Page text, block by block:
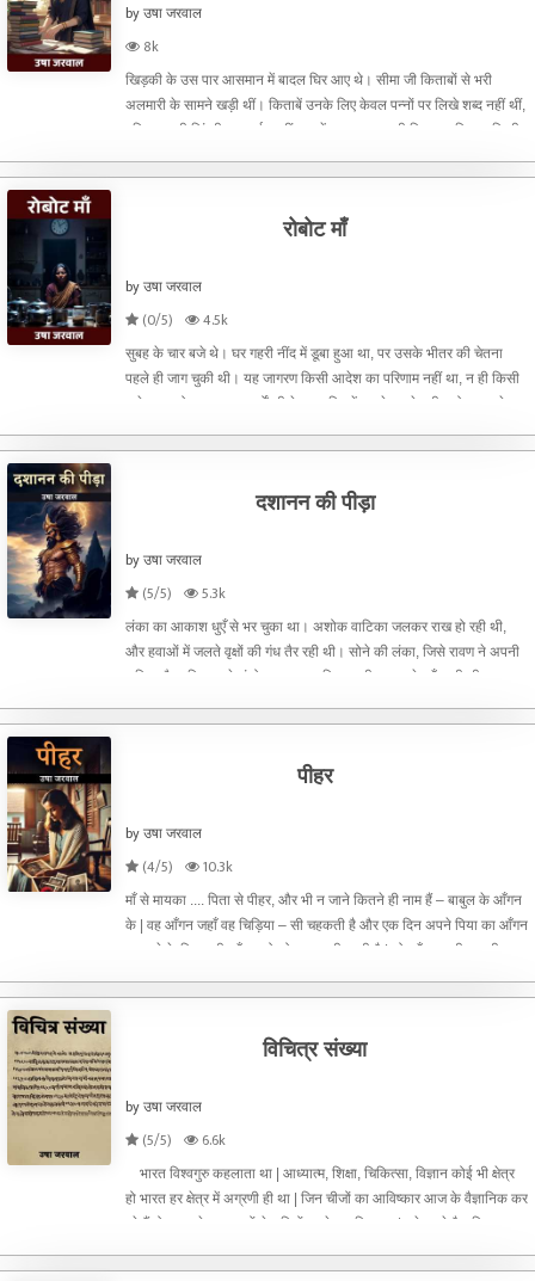
by उषा जरवाल
8k
खिड़की के उस पार आसमान में बादल घिर आए थे। सीमा जी किताबों से भरी
अलमारी के सामने खड़ी थीं। किताबें उनके लिए केवल पन्नों पर लिखे शब्द नहीं थीं,
बल्कि उनकी ज़िंदगी का आईना थीं। उन्हें पढ़ाना उतना ही प्रिय था जितना किसी
रोबोट माँ
by उषा जरवाल
(0/5)
4.5k
सुबह के चार बजे थे। घर गहरी नींद में डूबा हुआ था, पर उसके भीतर की चेतना
पहले ही जाग चुकी थी। यह जागरण किसी आदेश का परिणाम नहीं था, न ही किसी
अपेक्षा का बोझ। यह उन वर्षों की देन था, जिनमें उसने अपने शरीर को समय से
दशानन की पीड़ा
by उषा जरवाल
(5/5)
5.3k
लंका का आकाश धुएँ से भर चुका था। अशोक वाटिका जलकर राख हो रही थी,
और हवाओं में जलते वृक्षों की गंध तैर रही थी। सोने की लंका, जिसे रावण ने अपनी
शक्ति और बुद्धिमत्ता से संजोया था, आज विनाश की आहट से काँप रही थी। रावण
पीहर
by उषा जरवाल
(4/5)
10.3k
माँ से मायका .... पिता से पीहर, और भी न जाने कितने ही नाम हैं – बाबुल के आँगन
के | वह आँगन जहाँ वह चिड़िया – सी चहकती है और एक दिन अपने पिया का आँगन
महकाने के लिए उसी आँगन को छोड़कर चली जाती है | जो आँगन कभी उसकी
विचित्र संख्या
by उषा जरवाल
(5/5)
6.6k
भारत विश्वगुरु कहलाता था | आध्यात्म, शिक्षा, चिकित्सा, विज्ञान कोई भी क्षेत्र
हो भारत हर क्षेत्र में अग्रणी ही था | जिन चीजों का आविष्कार आज के वैज्ञानिक कर
रहे हैं वो भारत के महापुरुषों ने सदियों पहले कर दिया था | बड़े - बड़े वैज्ञानिक आज